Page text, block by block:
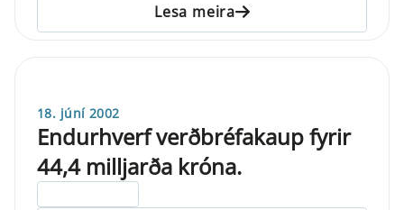
Lesa meira
18. júní 2002
Endurhverf verðbréfakaup fyrir
44,4 milljarða króna.